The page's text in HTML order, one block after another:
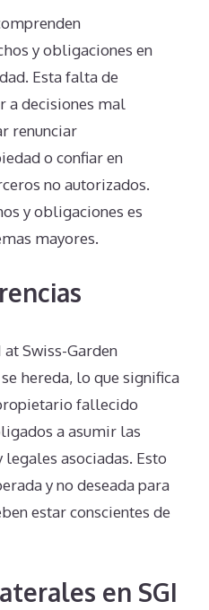
y obligaciones en
Esta falta de
a decisiones mal
renunciar
o confiar en
no autorizados.
y obligaciones es
mayores.
Swiss-Garden
hereda, lo que significa
fallecido
a asumir las
asociadas. Esto
y no deseada para
estar conscientes de
en SGI